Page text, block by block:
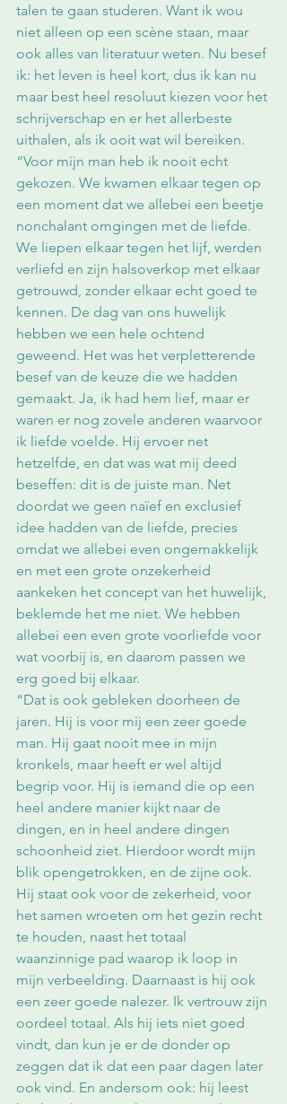
talen te gaan studeren. Want ik wou
niet alleen op een scène staan, maar
ook alles van literatuur weten. Nu besef
ik: het leven is heel kort, dus ik kan nu
maar best heel resoluut kiezen voor het
schrijverschap en er het allerbeste
uithalen, als ik ooit wat wil bereiken.
“Voor mijn man heb ik nooit echt
gekozen. We kwamen elkaar tegen op
een moment dat we allebei een beetje
nonchalant omgingen met de liefde.
We liepen elkaar tegen het lijf, werden
verliefd en zijn halsoverkop met elkaar
getrouwd, zonder elkaar echt goed te
kennen. De dag van ons huwelijk
hebben we een hele ochtend
geweend. Het was het verpletterende
besef van de keuze die we hadden
gemaakt. Ja, ik had hem lief, maar er
waren er nog zovele anderen waarvoor
ik liefde voelde. Hij ervoer net
hetzelfde, en dat was wat mij deed
beseffen: dit is de juiste man. Net
doordat we geen naïef en exclusief
idee hadden van de liefde, precies
omdat we allebei even ongemakkelijk
en met een grote onzekerheid
aankeken het concept van het huwelijk,
beklemde het me niet. We hebben
allebei een even grote voorliefde voor
wat voorbij is, en daarom passen we
erg goed bij elkaar.
“Dat is ook gebleken doorheen de
jaren. Hij is voor mij een zeer goede
man. Hij gaat nooit mee in mijn
kronkels, maar heeft er wel altijd
begrip voor. Hij is iemand die op een
heel andere manier kijkt naar de
dingen, en in heel andere dingen
schoonheid ziet. Hierdoor wordt mijn
blik opengetrokken, en de zijne ook.
Hij staat ook voor de zekerheid, voor
het samen wroeten om het gezin recht
te houden, naast het totaal
waanzinnige pad waarop ik loop in
mijn verbeelding. Daarnaast is hij ook
een zeer goede nalezer. Ik vertrouw zijn
oordeel totaal. Als hij iets niet goed
vindt, dan kun je er de donder op
zeggen dat ik dat een paar dagen later
ook vind. En andersom ook: hij leest